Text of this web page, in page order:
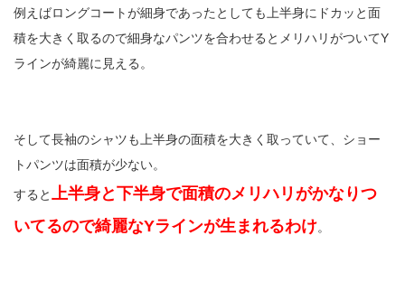
例えばロングコートが細身であったとしても上半身にドカッと面
積を大きく取るので細身なパンツを合わせるとメリハリがついてY
ラインが綺麗に見える。
そして長袖のシャツも上半身の面積を大きく取っていて、ショー
トパンツは面積が少ない。
すると
上半身と下半身で面積のメリハリがかなりつ
いてるので綺麗なYラインが生まれるわけ。